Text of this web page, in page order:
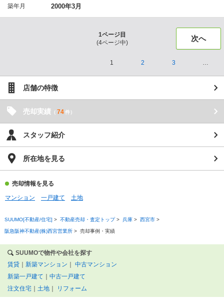
築年月 2000年3月
1ページ目
(4ページ中) 次へ
1 2 3 …
店舗の特徴
売却実績 （ 74件）
スタッフ紹介
所在地を見る
売却情報を見る
マンション
一戸建て 土地
SUUMO[不動産/住宅] > 不動産売却・査定トップ> 兵庫 > 西宮市 >
阪急阪神不動産(株)西宮営業所 > 売却事例・実績
SUUMOで物件や会社を探す
賃貸 ｜ 新築マンション ｜ 中古マンション
新築一戸建て ｜ 中古一戸建て
注文住宅 ｜ 土地 ｜ リフォーム